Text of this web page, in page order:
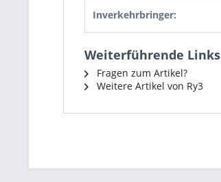
Inverkehrbringer:
Weiterführende Links
Fragen zum Artikel?
Weitere Artikel von Ry3